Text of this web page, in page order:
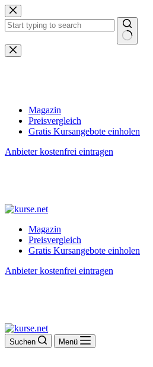
Zum
Inhalt
springen
Keine
Ergebnisse
Magazin
Preisvergleich
Gratis Kursangebote einholen
Anbieter kostenfrei eintragen
Magazin
Preisvergleich
Gratis Kursangebote einholen
Anbieter kostenfrei eintragen
Suchen Menü